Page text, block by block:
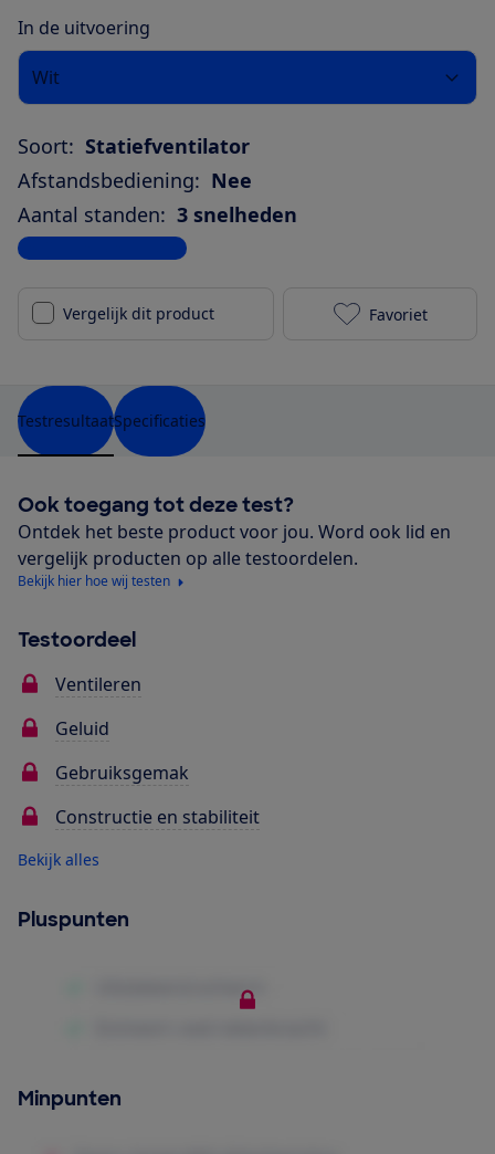
In de uitvoering
Wit
Soort: Statiefventilator
Afstandsbediening: Nee
Aantal standen: 3 snelheden
Bekijk alle specificaties
Vergelijk dit product Tomado
Favoriet
TestresultaatSpecificaties
Ook toegang tot deze test?
Ontdek het beste product voor jou. Word ook lid en
vergelijk producten op alle testoordelen.
Bekijk hier hoe wij testen
Testoordeel
Ventileren
Geluid
Gebruiksgemak
Constructie en stabiliteit
Bekijk alles
Pluspunten
Minpunten